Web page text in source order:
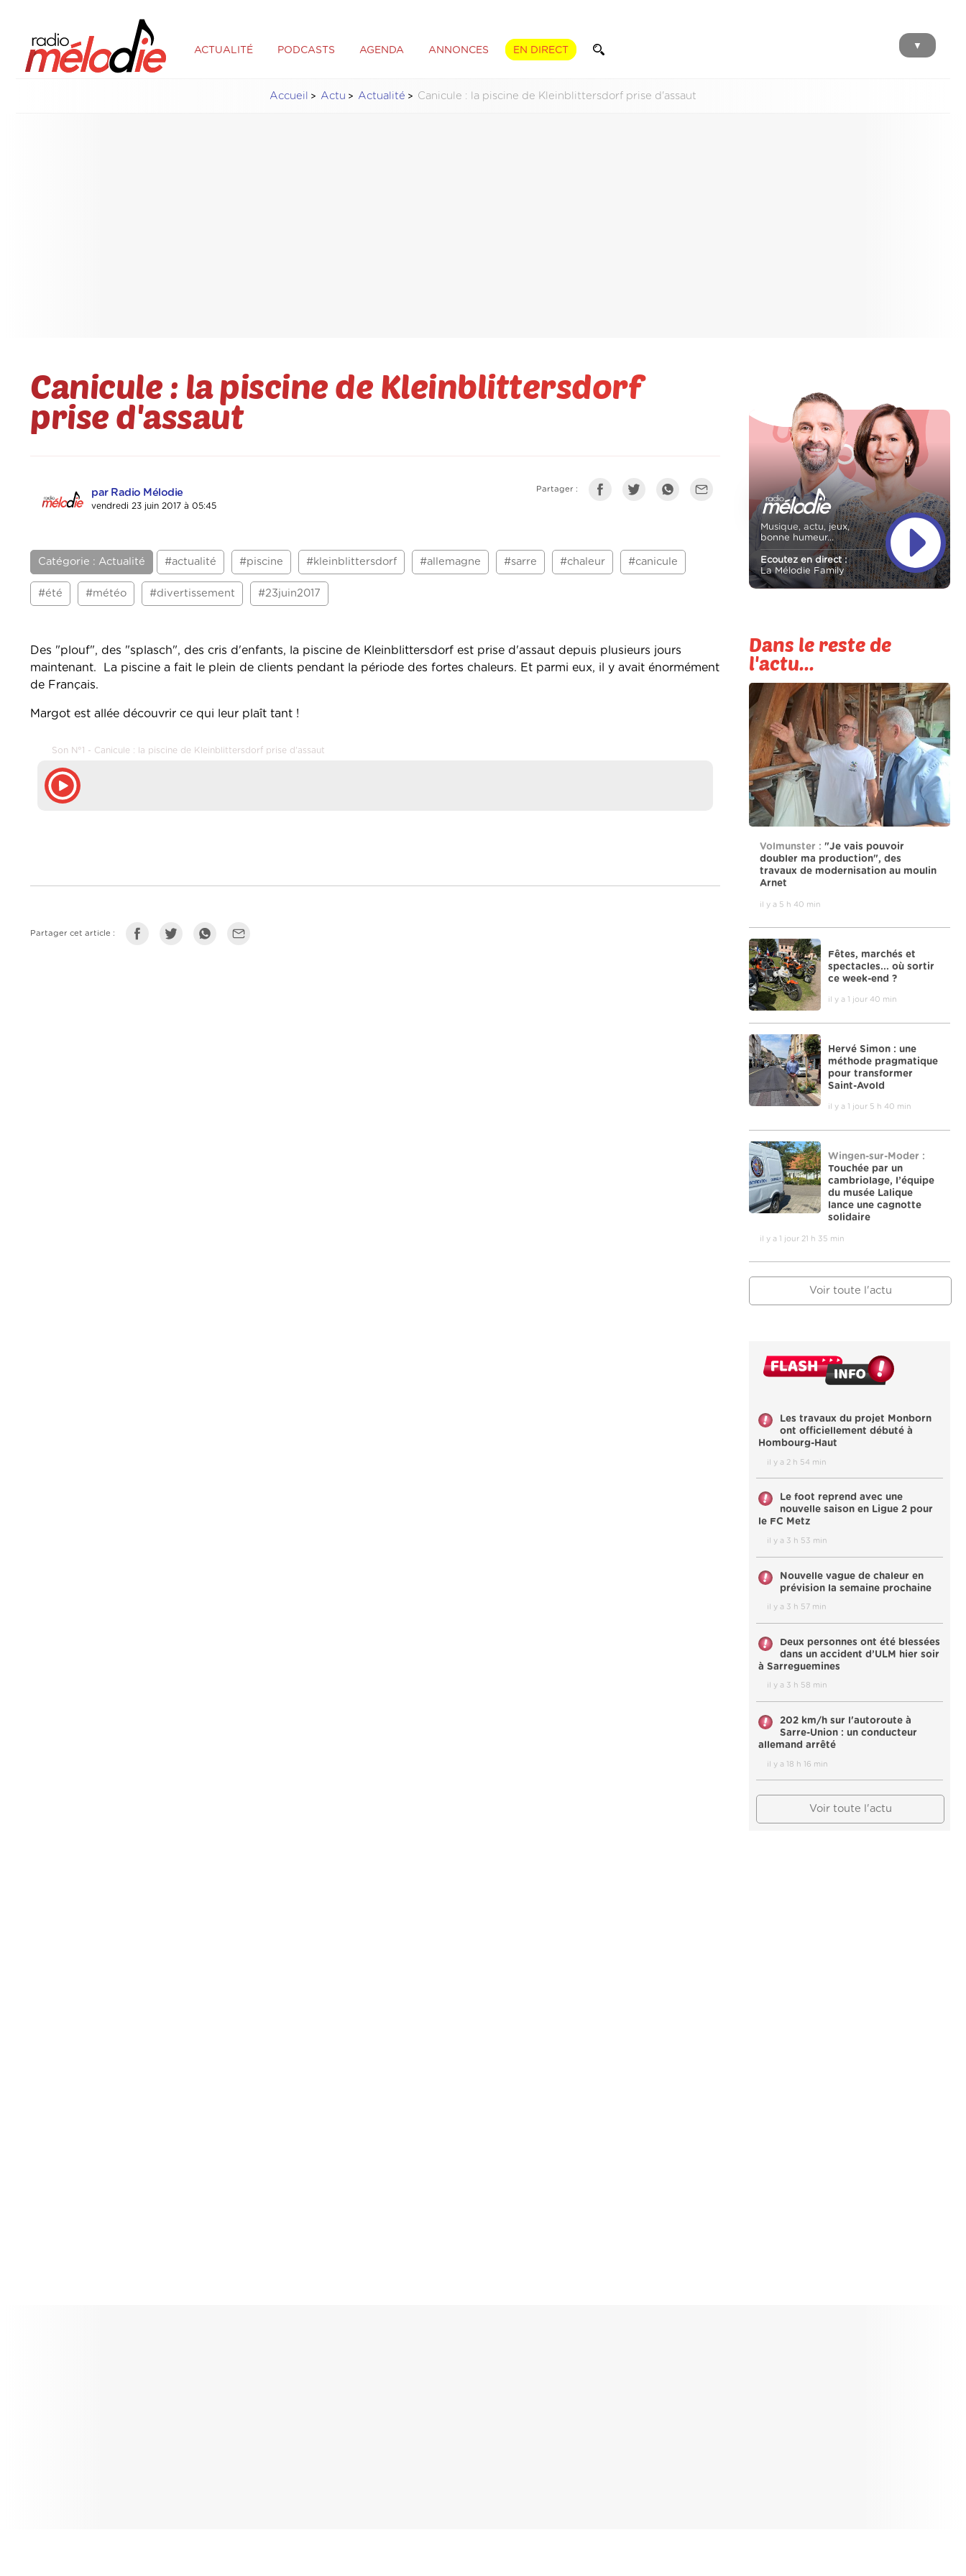
ACTUALITÉ PODCASTS AGENDA ANNONCES EN DIRECT ▼
Accueil Actu Actualité Canicule : la piscine de Kleinblittersdorf prise d'assaut
Canicule : la piscine de Kleinblittersdorf
prise d'assaut
par Radio Mélodie
vendredi 23 juin 2017 à 05:45
Partager :
Catégorie : Actualité #actualité #piscine #kleinblittersdorf #allemagne #sarre #chaleur #canicule
#été #météo #divertissement #23juin2017
Des "plouf", des "splasch", des cris d'enfants, la piscine de Kleinblittersdorf est prise d'assaut depuis plusieurs jours
maintenant. La piscine a fait le plein de clients pendant la période des fortes chaleurs. Et parmi eux, il y avait énormément
de Français.
Margot est allée découvrir ce qui leur plaît tant !
Son N°1 - Canicule : la piscine de Kleinblittersdorf prise d'assaut
Partager cet article :
Musique, actu, jeux,
bonne humeur...
Ecoutez en direct :
La Mélodie Family
Dans le reste de
l'actu...
Volmunster : "Je vais pouvoir
doubler ma production", des
travaux de modernisation au moulin
Arnet
il y a 5 h 40 min
Fêtes, marchés et
spectacles... où sortir
ce week-end ?
il y a 1 jour 40 min
Hervé Simon : une
méthode pragmatique
pour transformer
Saint-Avold
il y a 1 jour 5 h 40 min
Wingen-sur-Moder :
Touchée par un
cambriolage, l’équipe
du musée Lalique
lance une cagnotte
solidaire
il y a 1 jour 21 h 35 min
Voir toute l'actu
Les travaux du projet Monborn
ont officiellement débuté à
Hombourg-Haut
il y a 2 h 54 min
Le foot reprend avec une
nouvelle saison en Ligue 2 pour
le FC Metz
il y a 3 h 53 min
Nouvelle vague de chaleur en
prévision la semaine prochaine
il y a 3 h 57 min
Deux personnes ont été blessées
dans un accident d’ULM hier soir
à Sarreguemines
il y a 3 h 58 min
202 km/h sur l'autoroute à
Sarre-Union : un conducteur
allemand arrêté
il y a 18 h 16 min
Voir toute l'actu